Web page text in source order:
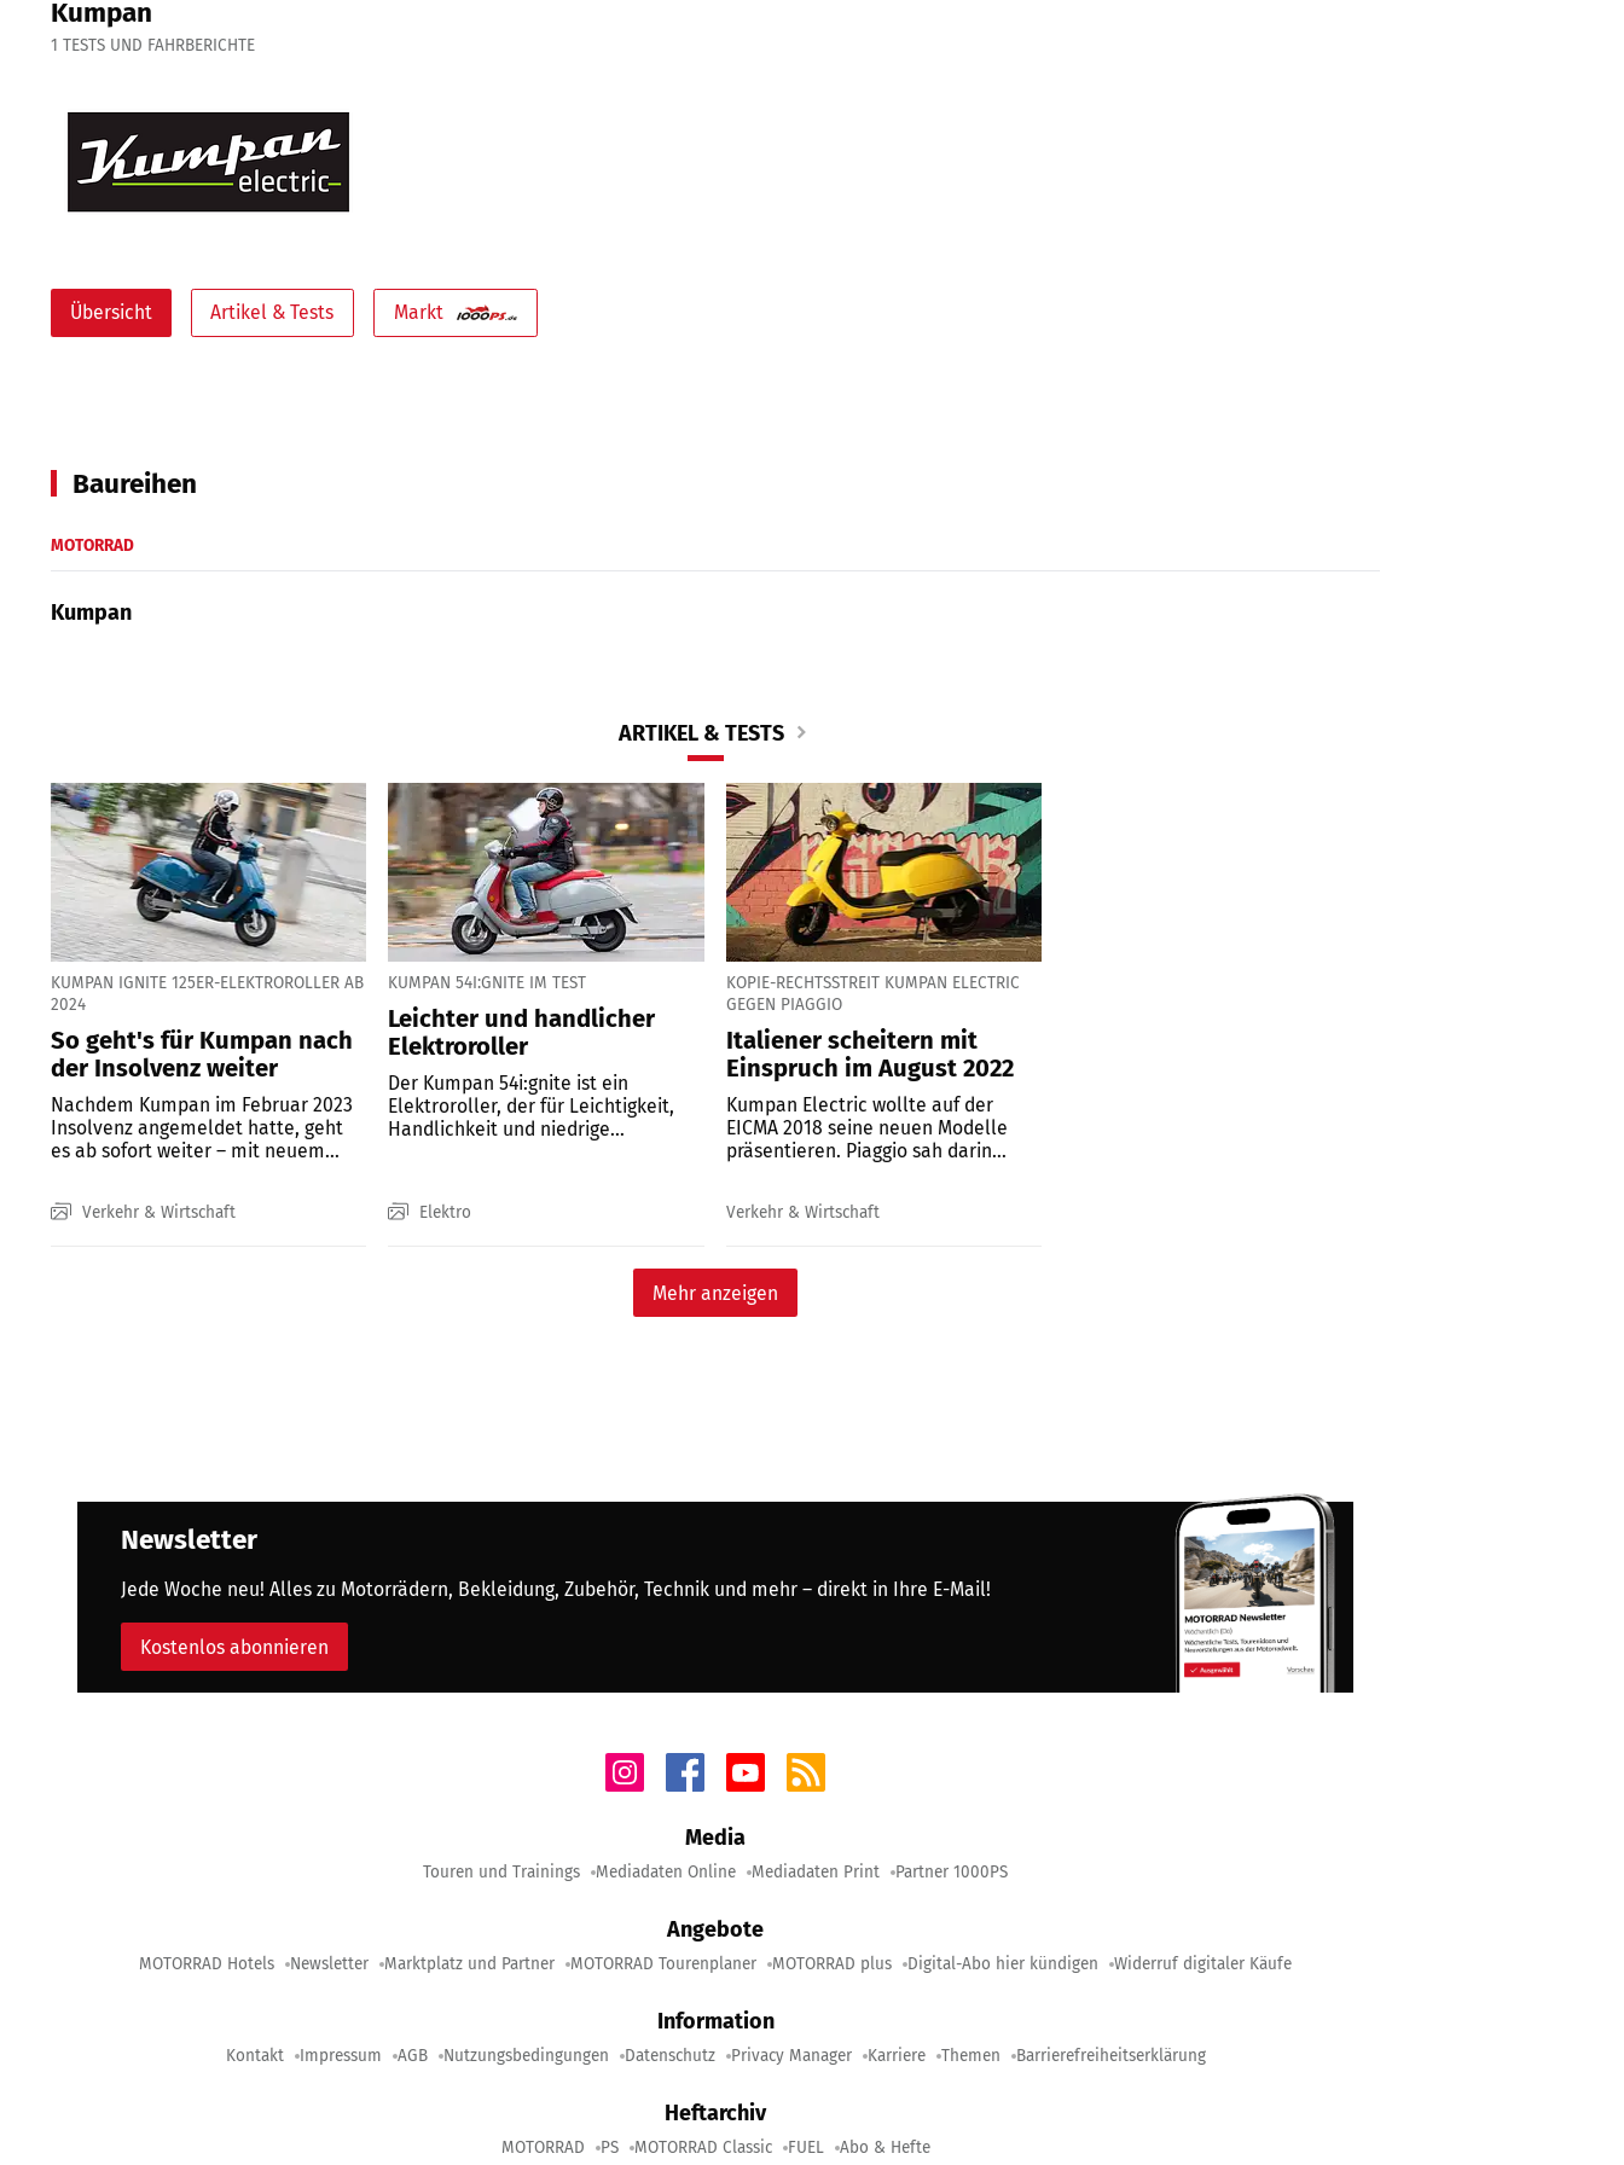
Kumpan
1 TESTS UND FAHRBERICHTE
Übersicht Artikel & Tests Markt
Baureihen
MOTORRAD
Kumpan
ARTIKEL & TESTS
KUMPAN IGNITE 125ER-ELEKTROROLLER AB
2024
So geht's für Kumpan nach
der Insolvenz weiter
Nachdem Kumpan im Februar 2023
Insolvenz angemeldet hatte, geht
es ab sofort weiter – mit neuem...
Verkehr & Wirtschaft
KUMPAN 54I:GNITE IM TEST
Leichter und handlicher
Elektroroller
Der Kumpan 54i:gnite ist ein
Elektroroller, der für Leichtigkeit,
Handlichkeit und niedrige...
Elektro
KOPIE-RECHTSSTREIT KUMPAN ELECTRIC
GEGEN PIAGGIO
Italiener scheitern mit
Einspruch im August 2022
Kumpan Electric wollte auf der
EICMA 2018 seine neuen Modelle
präsentieren. Piaggio sah darin...
Verkehr & Wirtschaft
Mehr anzeigen
Newsletter
Jede Woche neu! Alles zu Motorrädern, Bekleidung, Zubehör, Technik und mehr – direkt in Ihre E-Mail!
Kostenlos abonnieren
Media
Touren und Trainings Mediadaten Online Mediadaten Print Partner 1000PS
Angebote
MOTORRAD Hotels Newsletter Marktplatz und Partner MOTORRAD Tourenplaner MOTORRAD plus Digital-Abo hier kündigen Widerruf digitaler Käufe
Information
Kontakt Impressum AGB Nutzungsbedingungen Datenschutz Privacy Manager Karriere Themen Barrierefreiheitserklärung
Heftarchiv
MOTORRAD PS MOTORRAD Classic FUEL Abo & Hefte